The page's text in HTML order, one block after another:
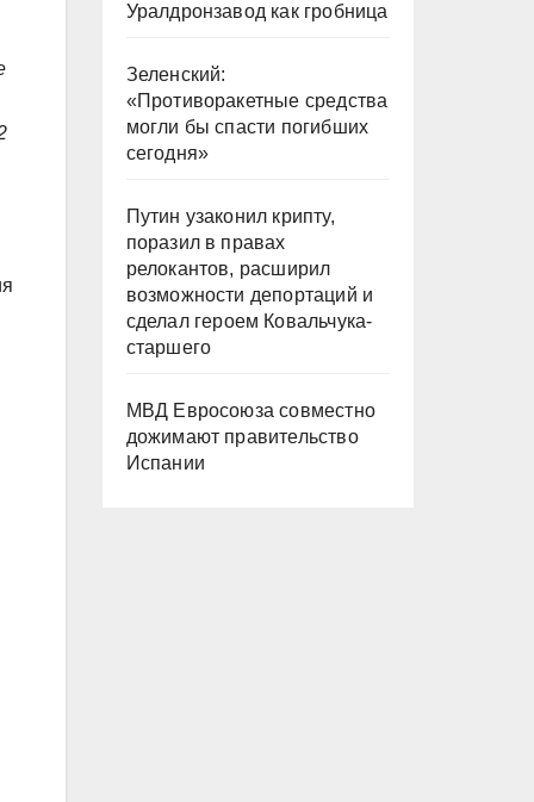
Уралдронзавод как гробница
Зеленский:
«Противоракетные средства
могли бы спасти погибших
сегодня»
Путин узаконил крипту,
поразил в правах
релокантов, расширил
возможности депортаций и
сделал героем Ковальчука-
старшего
МВД Евросоюза совместно
дожимают правительство
Испании